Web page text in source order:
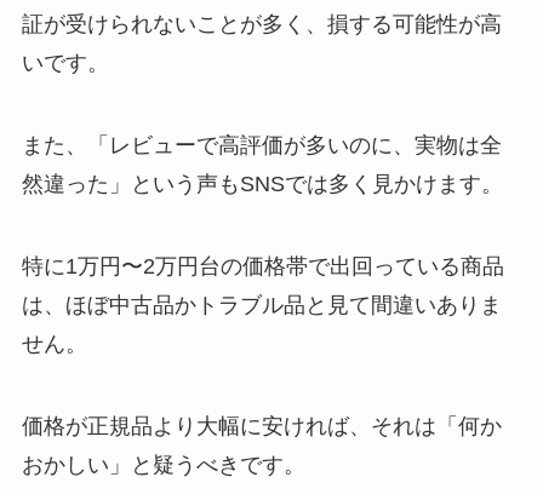
証が受けられないことが多く、損する可能性が高
いです。
また、「レビューで高評価が多いのに、実物は全
然違った」という声もSNSでは多く見かけます。
特に1万円〜2万円台の価格帯で出回っている商品
は、ほぼ中古品かトラブル品と見て間違いありま
せん。
価格が正規品より大幅に安ければ、それは「何か
おかしい」と疑うべきです。